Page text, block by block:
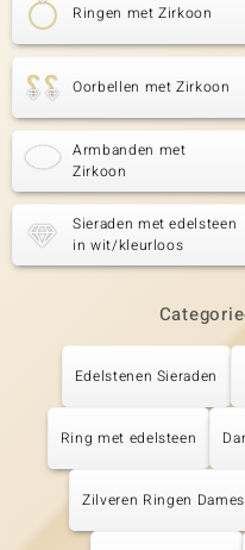
Ringen met Zirkoon
Oorbellen met Zirkoon
Armbanden met
Zirkoon
Sieraden met edelsteen
in wit/kleurloos
Edelstenen Sieraden
Ring met edelsteen
Zilveren Ringen Dames